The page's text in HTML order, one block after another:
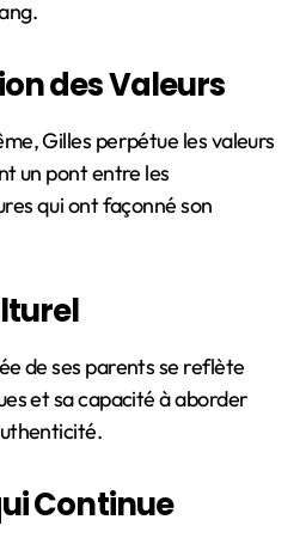
des Valeurs
Gilles perpétue les valeurs
un pont entre les
qui ont façonné son
de ses parents se reflète
et sa capacité à aborder
Continue